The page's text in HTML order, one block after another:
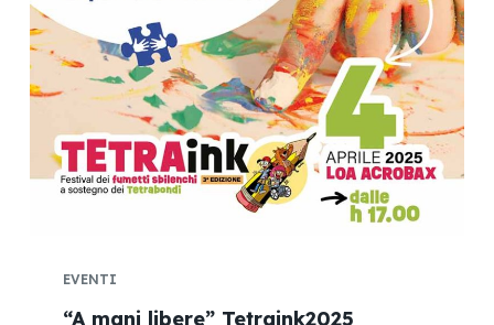
EVENTI
“A mani libere” Tetraink2025